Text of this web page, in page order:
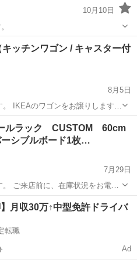
10月10日
ポルダ
キッチンワゴン / キャスター付
8月5日
。
ず、全体的にとても綺麗な状態
れもありません。 【注意事
ルラック CUSTOM 60cm
シブルボード1枚…
7月29日
ご来店前に、在庫状況をお電話
りま
↓ ↓ ↓ ↓ ↓ ↓ https://jmt...
頭
】月収30万↑中型免許ドライバ
転職
Ad